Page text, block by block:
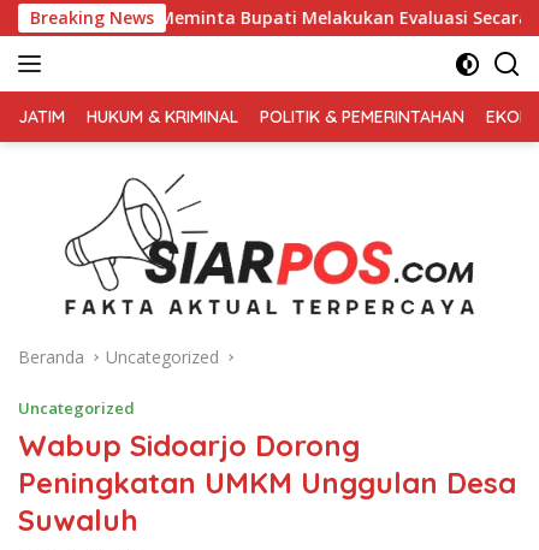
Langsung
ke
konten
Breaking News
Bupati Melakukan Evaluasi Secara Menyeluruh
TERPERCAYA
JATIM HUKUM & KRIMINAL POLITIK & PEMERINTAHAN
Beranda Uncategorized
Uncategorized
Wabup Sidoarjo Dorong
Peningkatan UMKM Unggulan Desa
Suwaluh